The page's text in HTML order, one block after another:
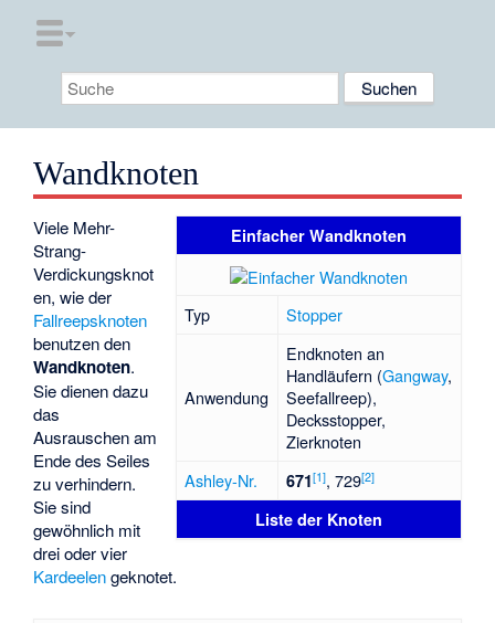
Wandknoten
Einfacher Wandknoten
Typ Stopper
Anwendung
Endknoten an
Handläufern (Gangway,
Seefallreep),
Decksstopper,
Zierknoten
Ashley-Nr.
671[1], 729[2]
Liste der Knoten
Viele Mehr-
Strang-
Verdickungsknot
en, wie der
Fallreepsknoten
benutzen den
Wandknoten.
Sie dienen dazu
das
Ausrauschen am
Ende des Seiles
zu verhindern.
Sie sind
gewöhnlich mit
drei oder vier
Kardeelengeknotet.